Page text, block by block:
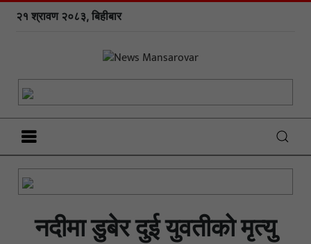
२१ श्रावण २०८३, बिहीबार
नदीमा डुबेर दुई युवतीको मृत्यु